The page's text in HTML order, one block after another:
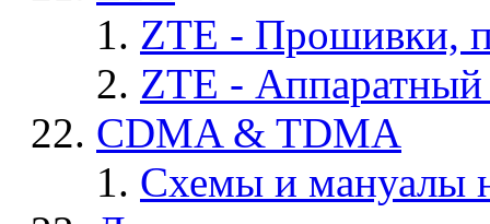
ZTE - Прошивки,
ZTE -
CDMA & TDMA
Схемы и мануалы